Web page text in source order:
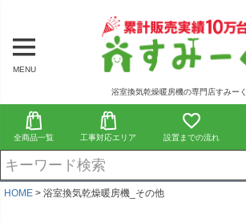
MENU
浴室換気乾燥暖房機の専門店すみーく
全商品一覧 工事対応エリア 設置までの流れ
HOME 浴室換気乾燥暖房機_その他